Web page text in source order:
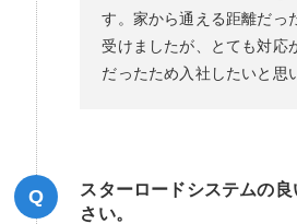
す。家から通える距離だっ
受けましたが、とても対応
だったため入社したいと思
Q
スターロードシステムの
さい。